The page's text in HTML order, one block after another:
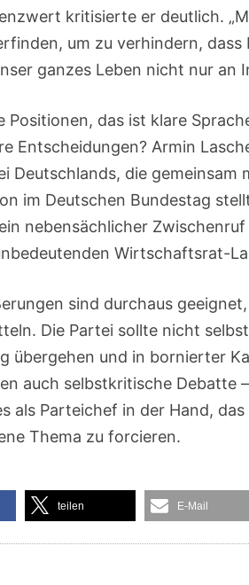
kritisierte er deutlich.
um zu verhindern,
ganzes Leben nicht nur an
Positionen, das ist klare
Entscheidungen? Armin
Deutschlands, die gemeinsam
im Deutschen Bundestag
nebensächlicher
Wirtschaftsrat-
sind durchaus
Die Partei sollte nicht
übergehen und in bornierter
auch selbstkritische Debatte
als Parteichef in der Hand,
Thema zu forcieren.
teilen E-Mail